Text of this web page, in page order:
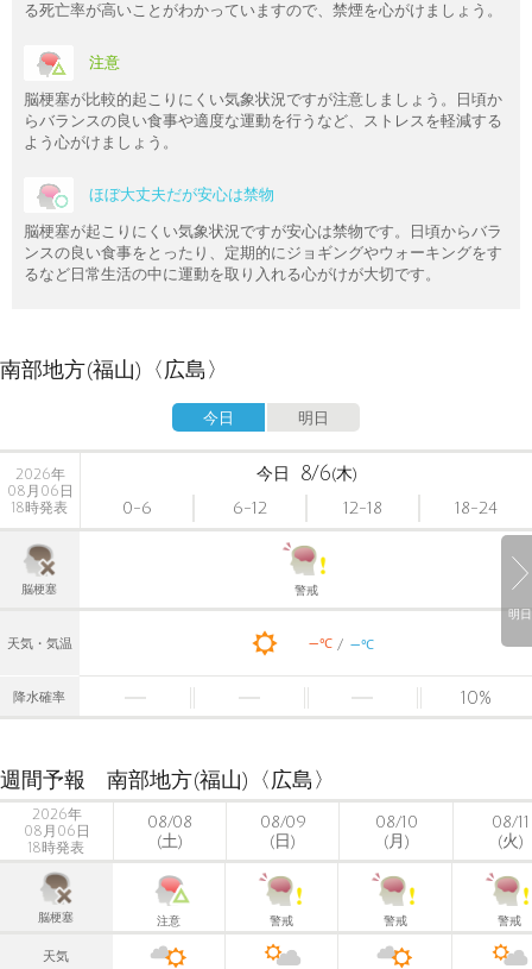
る死亡率が高いことがわかっていますので、禁煙を心がけましょう。
注意
脳梗塞が比較的起こりにくい気象状況ですが注意しましょう。日頃か
らバランスの良い食事や適度な運動を行うなど、ストレスを軽減する
よう心がけましょう。
ほぼ大丈夫だが安心は禁物
脳梗塞が起こりにくい気象状況ですが安心は禁物です。日頃からバラ
ンスの良い食事をとったり、定期的にジョギングやウォーキングをす
るなど日常生活の中に運動を取り入れる心がけが大切です。
南部地方(福山)〈広島〉
今日 明日
明日
2026年
08月06日
18時発表
今日 8/6(木)
0-6
6-12 12-18 18-24
脳梗塞 警戒
天気・気温 -℃ -℃
降水確率 10%
週間予報 南部地方(福山)〈広島〉
2026年
08月06日
18時発表
08/08
(土)
08/09
(日)
08/10
(月)
08/11
(火)
脳梗塞 注意 警戒 警戒 警戒
天気